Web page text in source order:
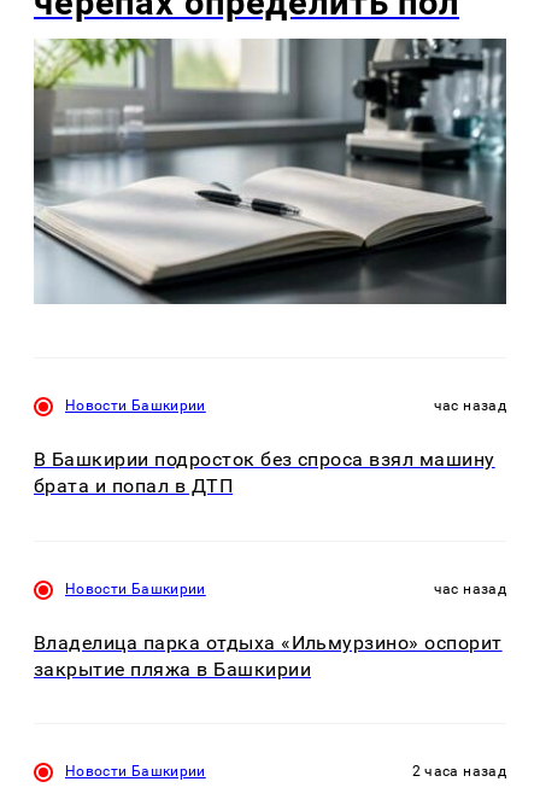
Новости Башкирии час назад
В Башкирии подросток без спроса взял машину
брата и попал в ДТП
Новости Башкирии час назад
Владелица парка отдыха «Ильмурзино» оспорит
закрытие пляжа в Башкирии
Новости Башкирии 2 часа назад